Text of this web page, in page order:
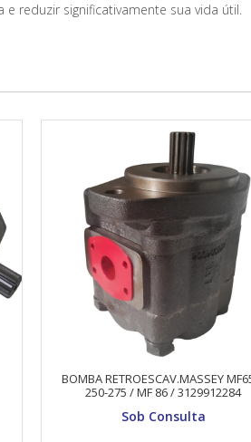
reduzir significativamente sua vida útil.
BOMBA RETROESCAV.MASSEY
250-275 / MF 86 / 3129912284
Sob Consulta